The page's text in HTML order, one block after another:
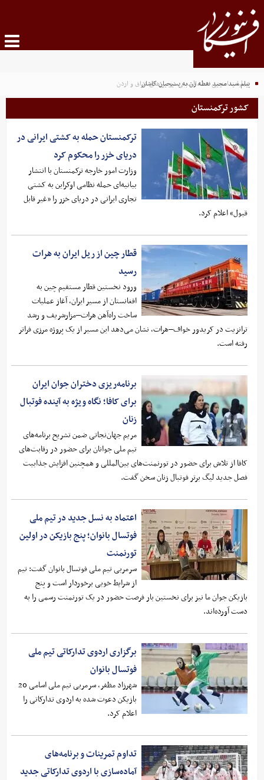
عملیات امنیتی حشدالشعبی در مرزهای عراق و اردن
پیام سید مجید نقطه زن به بسیجیان کاشان
کشور ترکمنستان
ترکمنستان حمله به کشتی ایرانی در
دریای خزر را محکوم کرد
وزارت امور خارجه ترکمنستان با انتشار
بیانیه‌ای حمله نظامی اوکراین به کشتی
تجاری ایرانی در دریای خزر را «غیر قابل
قبول» اعلام کرد.
قطار چین از ریل ایران به هرات
رسید
ورود نخستین قطار مستقیم چین به
افغانستان از مسیر ایران، آغاز عملیات
ساخت راه‌آهن هرات–مزارشریف و رشد
ترانزیت در کریدور خواف–هرات، نشان می‌دهد این مسیر از یک پروژه مرزی فراتر
رفته است.
برنامه‌ریزی دختران جوان ایران
برای کافا؛ نگاه ویژه به آینده فوتبال
زنان
مریم جهان‌نجاتی ضمن تشریح برنامه‌های
تیم ملی جوانان برای حضور در رقابت‌های
کافا از تلاش برای حضور در تورنمنت‌های بین‌المللی و همچنین افزایش جذابیت
فصل جدید لیگ برتر فوتبال زنان سخن گفت.
اعتماد به نسل جدید در تیم ملی
فوتسال بانوان؛ پنج بازیکن در اولین
تورنمنت
سرمربی تیم ملی فوتسال بانوان گفت: تیم
از شرایط خوبی برخوردار است و پنج
بازیکن جوان ما نیز برای نخستین بار فرصت حضور در یک تورنمنت رسمی را به
دست آورده‌اند.
برگزاری اردوی تدارکاتی تیم ملی
فوتسال بانوان
شهرزاد مظفر، سرمربی تیم ملی اسامی 20
بازیکن دعوت شده به اردوی تدارکاتی را
اعلام کرد.
تداوم تمرینات و برنامه‌های
آماده‌سازی با اردوی تدارکاتی جدید